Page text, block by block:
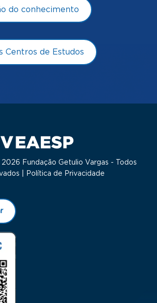
do conhecimento
Centros de Estudos
Fundação Getulio Vargas - Todos
|
Política de Privacidade